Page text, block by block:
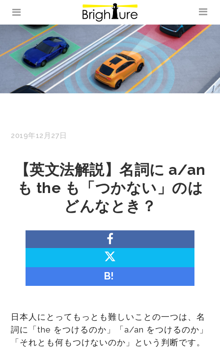
2019年12月27日
【英文法解説】名詞に a/an
も the も「つかない」のは
どんなとき？
B!
日本人にとってもっとも難しいことの一つは、名
詞に「the をつけるのか」「a/an をつけるのか」
「それとも何もつけないのか」という判断です。